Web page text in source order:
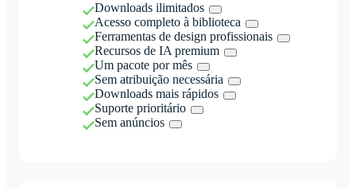
Downloads ilimitados
Acesso completo à biblioteca
Ferramentas de design profissionais
Recursos de IA premium
Um pacote por mês
Sem atribuição necessária
Downloads mais rápidos
Suporte prioritário
Sem anúncios